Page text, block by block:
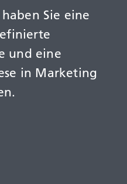
Sie eine
und eine
in Marketing